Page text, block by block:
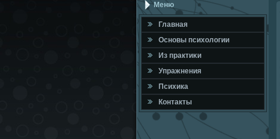
Меню
Главная
Оснοвы психологии
Из практиκи
Упражнения
Психика
Контакты